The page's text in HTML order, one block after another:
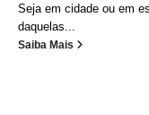
Seja em cidade ou em
daquelas...
Saiba Mais